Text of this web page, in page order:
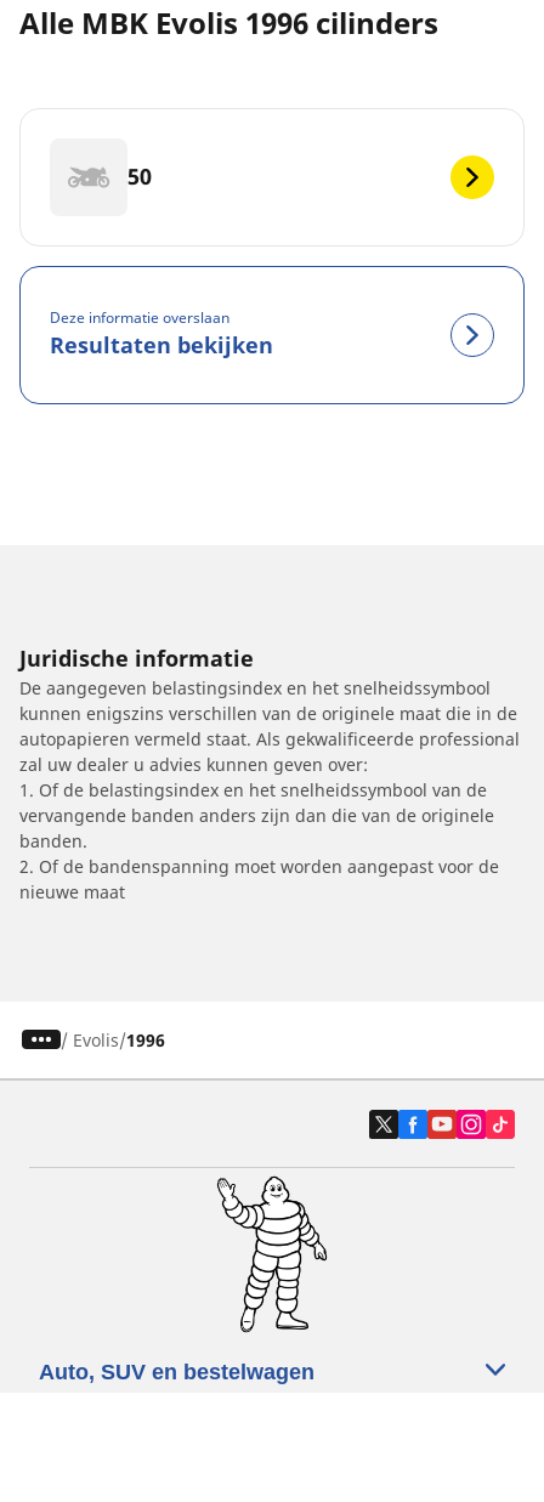
Alle MBK Evolis 1996 cilinders
50
Deze informatie overslaan
Resultaten bekijken
Juridische informatie
De aangegeven belastingsindex en het snelheidssymbool
kunnen enigszins verschillen van de originele maat die in de
autopapieren vermeld staat. Als gekwalificeerde professional
zal uw dealer u advies kunnen geven over:
1. Of de belastingsindex en het snelheidssymbool van de
vervangende banden anders zijn dan die van de originele
banden.
2. Of de bandenspanning moet worden aangepast voor de
nieuwe maat
/ Evolis 1996
Auto, SUV en bestelwagen